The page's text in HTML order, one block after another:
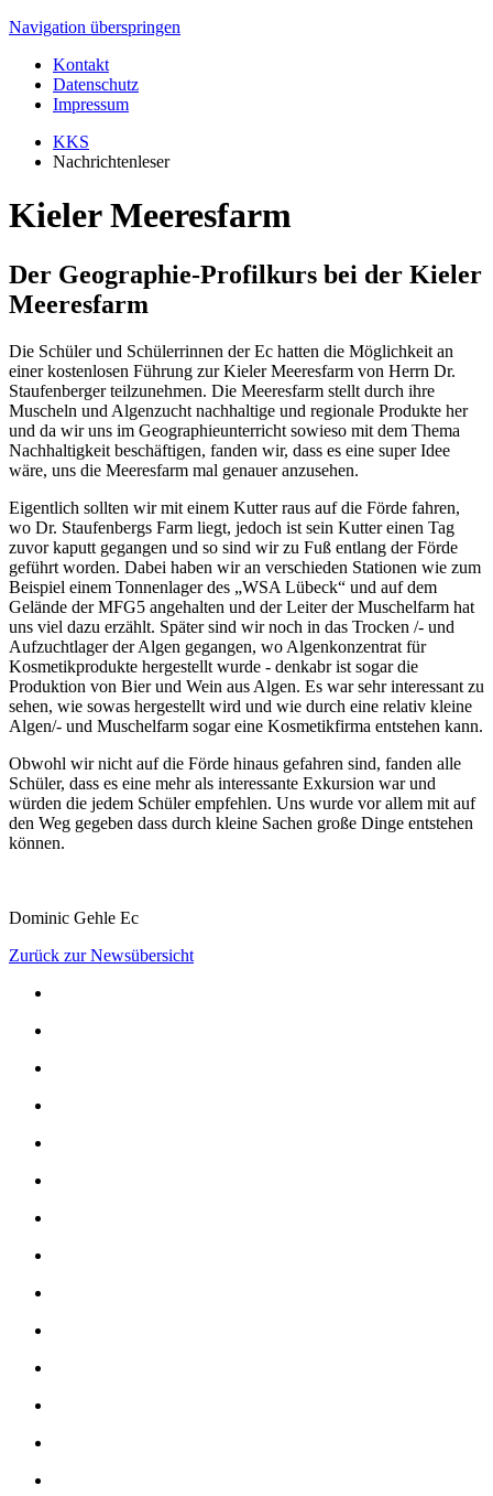
Navigation überspringen
Kontakt
Datenschutz
Impressum
KKS
Nachrichtenleser
Kieler Meeresfarm
Der Geographie-Profilkurs bei der Kieler
Meeresfarm
Die Schüler und Schülerrinnen der Ec hatten die Möglichkeit an
einer kostenlosen Führung zur Kieler Meeresfarm von Herrn Dr.
Staufenberger teilzunehmen. Die Meeresfarm stellt durch ihre
Muscheln und Algenzucht nachhaltige und regionale Produkte her
und da wir uns im Geographieunterricht sowieso mit dem Thema
Nachhaltigkeit beschäftigen, fanden wir, dass es eine super Idee
wäre, uns die Meeresfarm mal genauer anzusehen.
Eigentlich sollten wir mit einem Kutter raus auf die Förde fahren,
wo Dr. Staufenbergs Farm liegt, jedoch ist sein Kutter einen Tag
zuvor kaputt gegangen und so sind wir zu Fuß entlang der Förde
geführt worden. Dabei haben wir an verschieden Stationen wie zum
Beispiel einem Tonnenlager des „WSA Lübeck“ und auf dem
Gelände der MFG5 angehalten und der Leiter der Muschelfarm hat
uns viel dazu erzählt. Später sind wir noch in das Trocken /- und
Aufzuchtlager der Algen gegangen, wo Algenkonzentrat für
Kosmetikprodukte hergestellt wurde - denkabr ist sogar die
Produktion von Bier und Wein aus Algen. Es war sehr interessant zu
sehen, wie sowas hergestellt wird und wie durch eine relativ kleine
Algen/- und Muschelfarm sogar eine Kosmetikfirma entstehen kann.
Obwohl wir nicht auf die Förde hinaus gefahren sind, fanden alle
Schüler, dass es eine mehr als interessante Exkursion war und
würden die jedem Schüler empfehlen. Uns wurde vor allem mit auf
den Weg gegeben dass durch kleine Sachen große Dinge entstehen
können.
Dominic Gehle Ec
Zurück zur Newsübersicht